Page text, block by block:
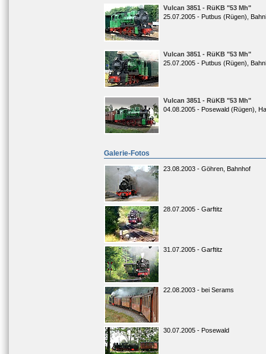
Vulcan 3851 - RüKB "53 Mh"
25.07.2005 - Putbus (Rügen),
Vulcan 3851 - RüKB "53 Mh"
25.07.2005 - Putbus (Rügen),
Vulcan 3851 - RüKB "53 Mh"
04.08.2005 - Posewald (Rügen),
Galerie-Fotos
23.08.2003 - Göhren, Bahnhof
28.07.2005 - Garftitz
31.07.2005 - Garftitz
22.08.2003 - bei Serams
30.07.2005 - Posewald